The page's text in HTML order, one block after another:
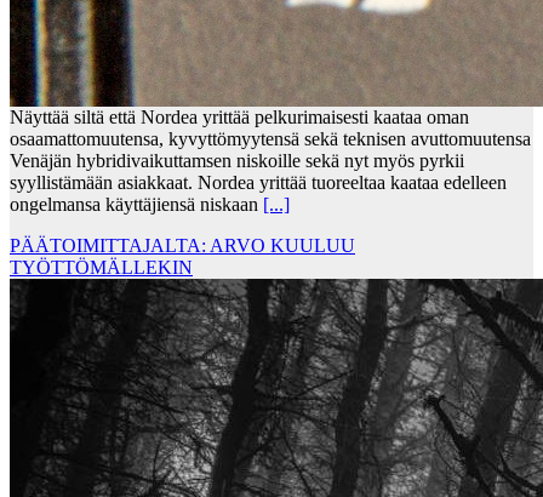
Näyttää siltä että Nordea yrittää pelkurimaisesti kaataa oman
osaamattomuutensa, kyvyttömyytensä sekä teknisen avuttomuutensa
Venäjän hybridivaikuttamsen niskoille sekä nyt myös pyrkii
syyllistämään asiakkaat. Nordea yrittää tuoreeltaa kaataa edelleen
ongelmansa käyttäjiensä niskaan [...]
PÄÄTOIMITTAJALTA: ARVO KUULUU
TYÖTTÖMÄLLEKIN